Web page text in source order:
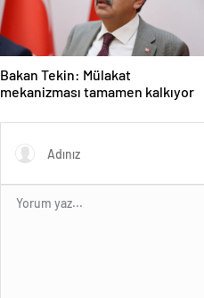
Bakan Tekin: Mülakat
mekanizması tamamen kalkıyor